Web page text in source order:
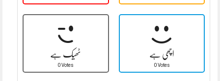
ٹھیک ہے
0 Votes
اچھی ہے
0 Votes